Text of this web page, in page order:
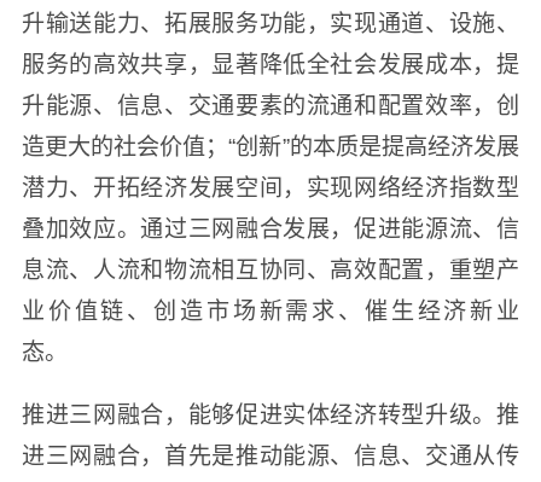
升输送能力、拓展服务功能，实现通道、设施、
服务的高效共享，显著降低全社会发展成本，提
升能源、信息、交通要素的流通和配置效率，创
造更大的社会价值；“创新”的本质是提高经济发展
潜力、开拓经济发展空间，实现网络经济指数型
叠加效应。通过三网融合发展，促进能源流、信
息流、人流和物流相互协同、高效配置，重塑产
业价值链、创造市场新需求、催生经济新业
态。
推进三网融合，能够促进实体经济转型升级。推
进三网融合，首先是推动能源、信息、交通从传